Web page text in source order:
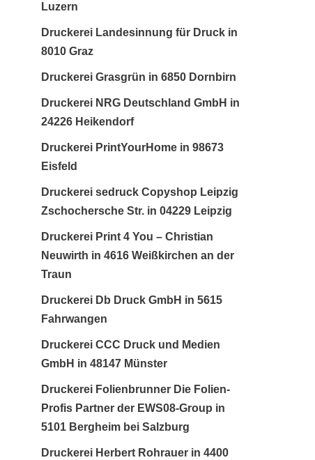
Luzern
Druckerei Landesinnung für Druck in
8010 Graz
Druckerei Grasgrün in 6850 Dornbirn
Druckerei NRG Deutschland GmbH in
24226 Heikendorf
Druckerei PrintYourHome in 98673
Eisfeld
Druckerei sedruck Copyshop Leipzig
Zschochersche Str. in 04229 Leipzig
Druckerei Print 4 You – Christian
Neuwirth in 4616 Weißkirchen an der
Traun
Druckerei Db Druck GmbH in 5615
Fahrwangen
Druckerei CCC Druck und Medien
GmbH in 48147 Münster
Druckerei Folienbrunner Die Folien-
Profis Partner der EWS08-Group in
5101 Bergheim bei Salzburg
Druckerei Herbert Rohrauer in 4400